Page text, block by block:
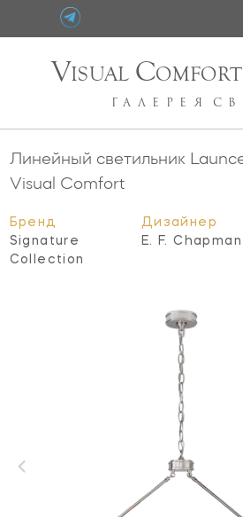
VISUAL COMFORT
ГАЛЕРЕЯ
Линейный светильник
Visual Comfort
Бренд
Signature
Collection
Дизайнер
E. F. Chapman